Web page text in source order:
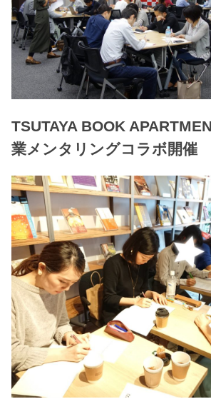
TSUTAYA BOOK
業メンタリングコラボ開催